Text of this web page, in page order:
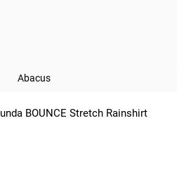
Abacus
BOUNCE Stretch Rainshirt